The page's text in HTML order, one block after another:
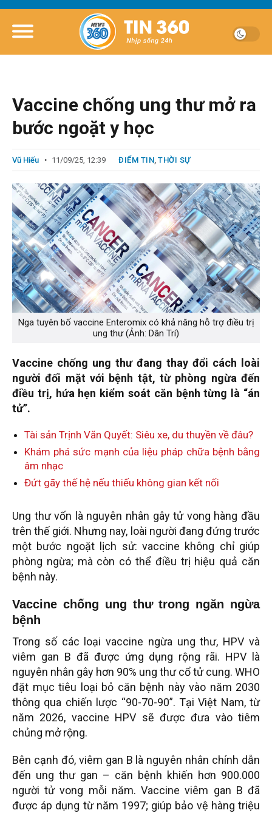
Vaccine chống ung thư mở ra
bước ngoặt y học
Vũ Hiếu 11/09/25, 12:39 ĐIỂM TIN, THỜI SỰ
Nga tuyên bố vaccine Enteromix có khả năng hỗ trợ điều trị
ung thư (Ảnh: Dân Trí)
Vaccine chống ung thư đang thay đổi cách loài
người đối mặt với bệnh tật, từ phòng ngừa đến
điều trị, hứa hẹn kiểm soát căn bệnh từng là “án
tử”.
Tài sản Trịnh Văn Quyết: Siêu xe, du thuyền về đâu?
Khám phá sức mạnh của liệu pháp chữa bệnh bằng
âm nhạc
Đứt gãy thế hệ nếu thiếu không gian kết nối
Ung thư vốn là nguyên nhân gây tử vong hàng đầu
trên thế giới. Nhưng nay, loài người đang đứng trước
một bước ngoặt lịch sử: vaccine không chỉ giúp
phòng ngừa; mà còn có thể điều trị hiệu quả căn
bệnh này.
Vaccine chống ung thư trong ngăn ngừa
bệnh
Trong số các loại vaccine ngừa ung thư, HPV và
viêm gan B đã được ứng dụng rộng rãi. HPV là
nguyên nhân gây hơn 90% ung thư cổ tử cung. WHO
đặt mục tiêu loại bỏ căn bệnh này vào năm 2030
thông qua chiến lược “90-70-90”. Tại Việt Nam, từ
năm 2026, vaccine HPV sẽ được đưa vào tiêm
chủng mở rộng.
Bên cạnh đó, viêm gan B là nguyên nhân chính dẫn
đến ung thư gan – căn bệnh khiến hơn 900.000
người tử vong mỗi năm. Vaccine viêm gan B đã
được áp dụng từ năm 1997; giúp bảo vệ hàng triệu